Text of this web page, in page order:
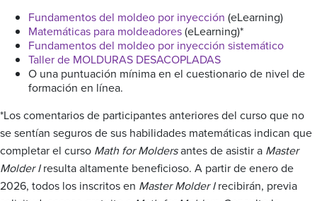
Fundamentos del moldeo por inyección (eLearning)
Matemáticas para moldeadores(eLearning)*
Fundamentos del moldeo por inyección sistemático
Taller de MOLDURAS DESACOPLADAS
O una puntuación mínima en el cuestionario de nivel de
formación en línea.
*Los comentarios de participantes anteriores del curso que no
se sentían seguros de sus habilidades matemáticas indican que
completar el curso Math for Moldersantes de asistir a Master
Molder Iresulta altamente beneficioso. A partir de enero de
2026, todos los inscritos en Master Molder Irecibirán, previa